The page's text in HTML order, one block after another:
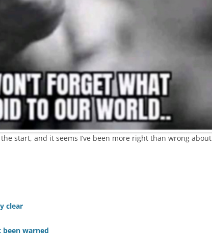
start, and it seems I’ve been more right than wrong about
clear
been warned